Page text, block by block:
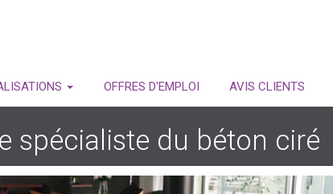
OFFRES D'EMPLOI AVIS CLIENTS
spécialiste du béton ciré